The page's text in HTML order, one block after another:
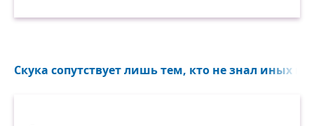
Скука сопутствует лишь тем, кто не знал иных